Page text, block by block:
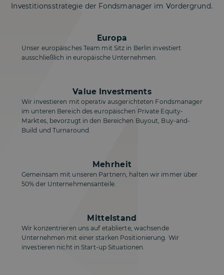
Investitionsstrategie der Fondsmanager im Vordergrund.
Europa
Unser europäisches Team mit Sitz in Berlin investiert
ausschließlich in europäische Unternehmen.
Value Investments
Wir investieren mit operativ ausgerichteten Fondsmanager
im unteren Bereich des europäischen Private Equity-
Marktes, bevorzugt in den Bereichen Buyout, Buy-and-
Build und Turnaround.
Mehrheit
Gemeinsam mit unseren Partnern, halten wir immer über
50% der Unternehmensanteile.
Mittelstand
Wir konzentrieren uns auf etablierte, wachsende
Unternehmen mit einer starken Positionierung. Wir
investieren nicht in Start-up Situationen.